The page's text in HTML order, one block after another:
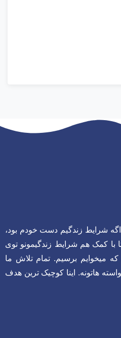
اگه شرایط زندگیم دست خودم بود،
با کمک هم شرایط زندگیمونو توی
میخوایم برسیم. تمام تلاش ما
هاتونه. اینا کوچیک ترین هدف